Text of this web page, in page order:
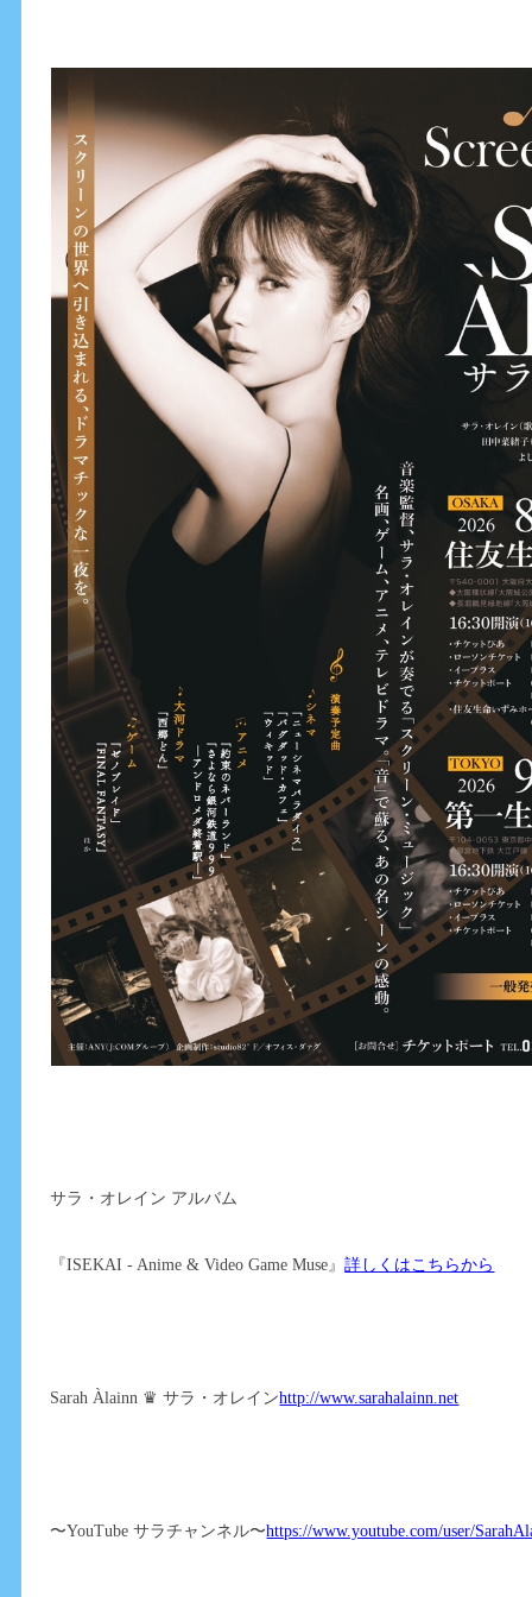
サラ・オレイン アルバム
『ISEKAI - Anime & Video Game Muse』詳しくはこちらから
Sarah Àlainn ♛ サラ・オレインhttp://www.sarahalainn.net
〜YouTube サラチャンネル〜https://www.youtube.com/user/